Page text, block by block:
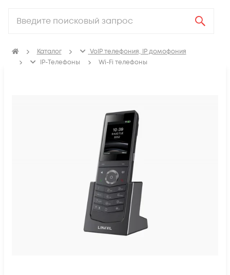
Каталог
VoIP телефония, IP домофония
IP-Телефоны
Wi-Fi телефоны